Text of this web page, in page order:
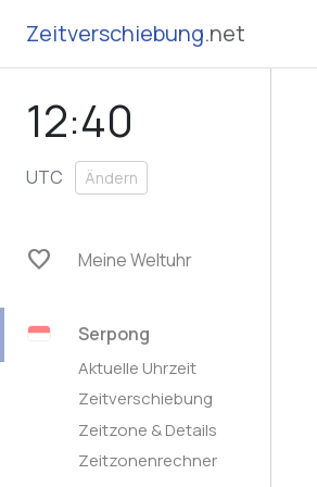
Zeitverschiebung.net
12:40
UTC Ändern
favorite Meine Weltuhr
Serpong
Aktuelle Uhrzeit
Zeitverschiebung
Zeitzone & Details
Zeitzonenrechner